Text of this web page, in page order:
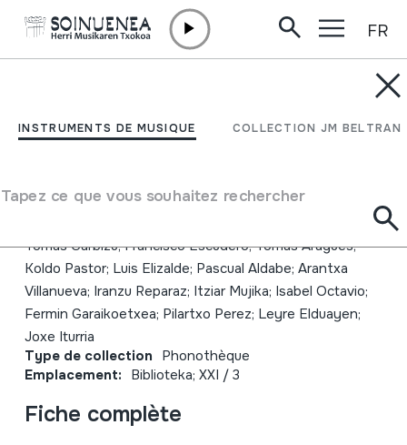
INSTRUMENTS DE MUSIQUE COLLECTION JM BELTRAN
Tapez ce que vous souhaitez rechercher
FR
Coro San Fermin
Auteur
San Fermin Abesbatza: Fermin Iriarte; Lorenzo Ondarra;
Tomás Garbizu; Francisco Escudero; Tomás Aragues;
Koldo Pastor; Luis Elizalde; Pascual Aldabe; Arantxa
Villanueva; Iranzu Reparaz; Itziar Mujika; Isabel Octavio;
Fermin Garaikoetxea; Pilartxo Perez; Leyre Elduayen;
Joxe Iturria
Type de collection Phonothèque
Emplacement: Biblioteka; XXI / 3
Fiche complète